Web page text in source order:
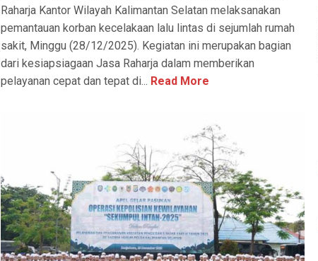
Raharja Kantor Wilayah Kalimantan Selatan melaksanakan
pemantauan korban kecelakaan lalu lintas di sejumlah rumah
sakit, Minggu (28/12/2025). Kegiatan ini merupakan bagian
dari kesiapsiagaan Jasa Raharja dalam memberikan
pelayanan cepat dan tepat di... Read More